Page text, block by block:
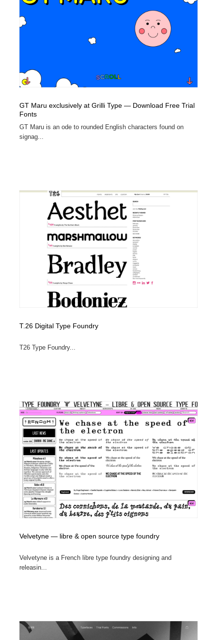
GT Maru exclusively at Grilli Type — Download Free Trial
Fonts
GT Maru is an ode to rounded English characters found on
signag...
T.26 Digital Type Foundry
T26 Type Foundry...
Velvetyne — libre & open source type foundry
Velvetyne is a French libre type foundry designing and
releasin...